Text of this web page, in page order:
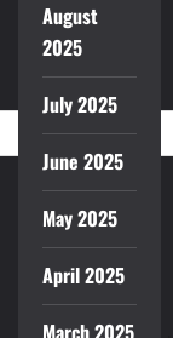
August
2025
July 2025
June 2025
May 2025
April 2025
March 2025